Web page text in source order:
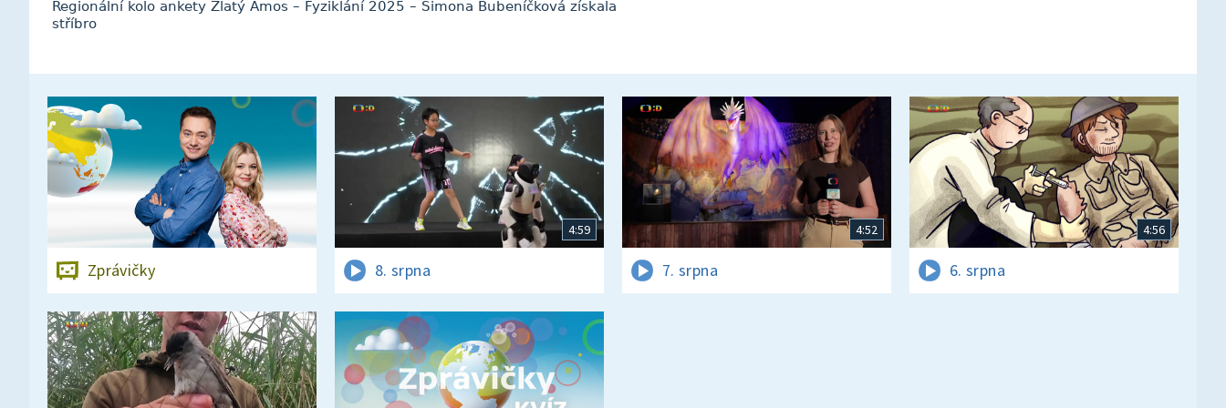
Regionální kolo ankety Zlatý Ámos – Fyziklání 2025 – Simona Bubeníčková získala
stříbro
Zprávičky
4:59
8. srpna
4:52
7. srpna
4:56
6. srpna